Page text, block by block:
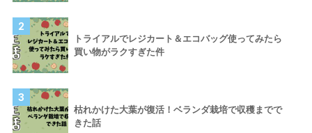
2
トライアルでレジカート＆エコバッグ使ってみたら
買い物がラクすぎた件
3
枯れかけた大葉が復活！ベランダ栽培で収穫までで
きた話